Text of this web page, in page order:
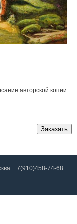
авторской копии
+7(910)458-74-68